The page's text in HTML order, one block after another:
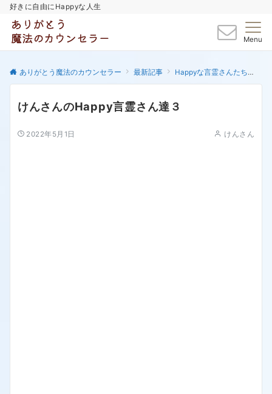
好きに自由にHappyな人生
Menu
ありがとう魔法のカウンセラー 最新記事 Happyな言霊さんたち
けんさんのHappy言霊さん達３
2022年5月1日 けんさん